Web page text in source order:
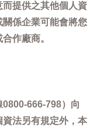
提供之其他個人資
係企業可能會將您
作廠商。
666-798）向
法另有規定外，本